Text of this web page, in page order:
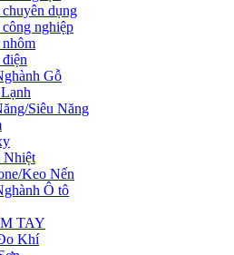
dụng
nghiệp
Gỗ
Siêu Năng
Nhiệt
Keo Nến
Ô tô
TAY
Khí